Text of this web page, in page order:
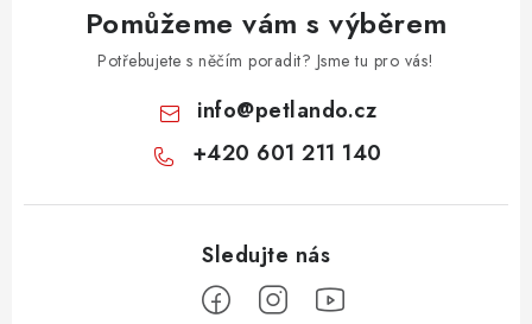
Pomůžeme vám s výběrem
Potřebujete s něčím poradit? Jsme tu pro vás!
info@petlando.cz
+420 601 211 140